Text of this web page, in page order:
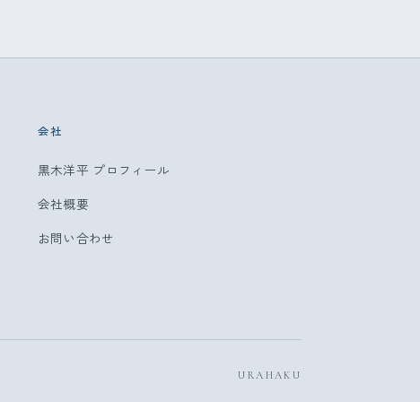
会社
黒木洋平 プロフィール
会社概要
お問い合わせ
URAHAKU